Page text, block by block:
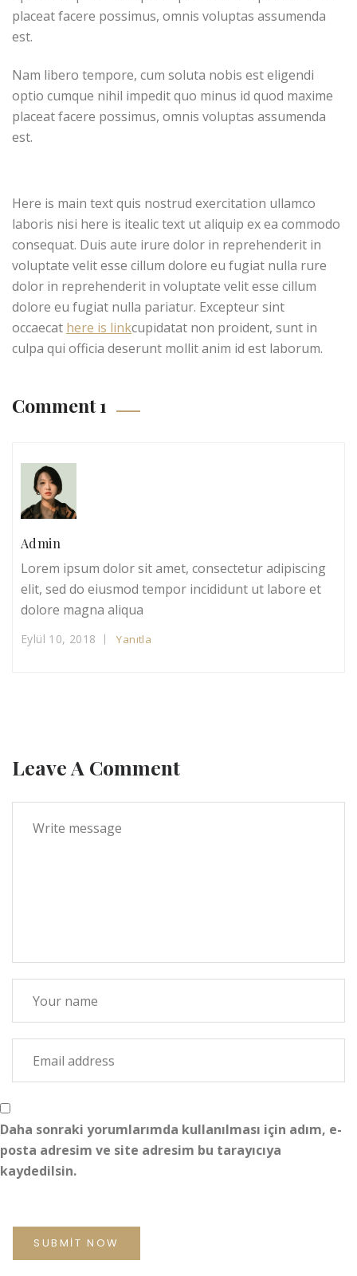
placeat facere possimus, omnis voluptas assumenda
est.
Nam libero tempore, cum soluta nobis est eligendi
optio cumque nihil impedit quo minus id quod maxime
placeat facere possimus, omnis voluptas assumenda
est.
Here is main text quis nostrud exercitation ullamco
laboris nisi here is itealic text ut aliquip ex ea commodo
consequat. Duis aute irure dolor in reprehenderit in
voluptate velit esse cillum dolore eu fugiat nulla rure
dolor in reprehenderit in voluptate velit esse cillum
dolore eu fugiat nulla pariatur. Excepteur sint
occaecat here is linkcupidatat non proident, sunt in
culpa qui officia deserunt mollit anim id est laborum.
Comment 1
Admin
Lorem ipsum dolor sit amet, consectetur adipiscing
elit, sed do eiusmod tempor incididunt ut labore et
dolore magna aliqua
Eylül 10, 2018 Yanıtla
Leave A Comment
Daha sonraki yorumlarımda kullanılması için adım, e-
posta adresim ve site adresim bu tarayıcıya
kaydedilsin.